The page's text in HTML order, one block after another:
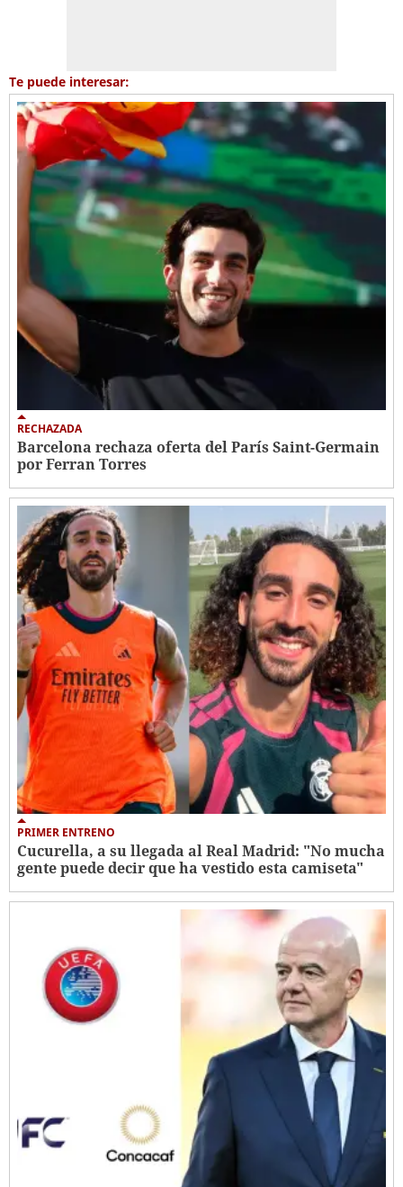
Te puede interesar:
RECHAZADA
Barcelona rechaza oferta del París Saint-Germain
por Ferran Torres
PRIMER ENTRENO
Cucurella, a su llegada al Real Madrid: "No mucha
gente puede decir que ha vestido esta camiseta"